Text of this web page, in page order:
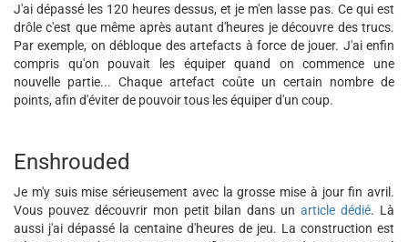
J'ai dépassé les 120 heures dessus, et je m'en lasse pas. Ce qui est
drôle c'est que même après autant d'heures je découvre des trucs.
Par exemple, on débloque des artefacts à force de jouer. J'ai enfin
compris qu'on pouvait les équiper quand on commence une
nouvelle partie... Chaque artefact coûte un certain nombre de
points, afin d'éviter de pouvoir tous les équiper d'un coup.
Enshrouded
Je m'y suis mise sérieusement avec la grosse mise à jour fin avril.
Vous pouvez découvrir mon petit bilan dans unarticle dédié. Là
aussi j'ai dépassé la centaine d'heures de jeu. La construction est